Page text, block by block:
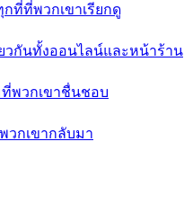
ที่ที่พวกเขาเรียกดู
วกันทั้งออนไลน์และหน้าร้าน
พวกเขาชื่นชอบ
กเขากลับมา